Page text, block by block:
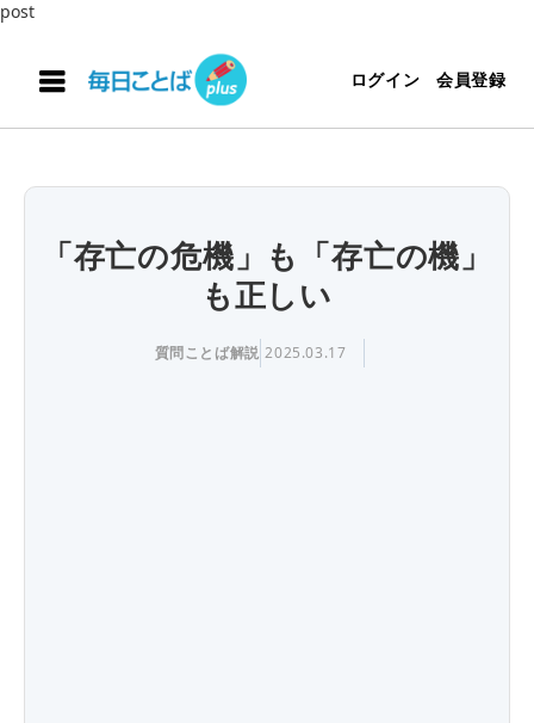
post
ログイン 会員登録
「存亡の危機」も「存亡の機」
も正しい
質問ことば解説 2025.03.17